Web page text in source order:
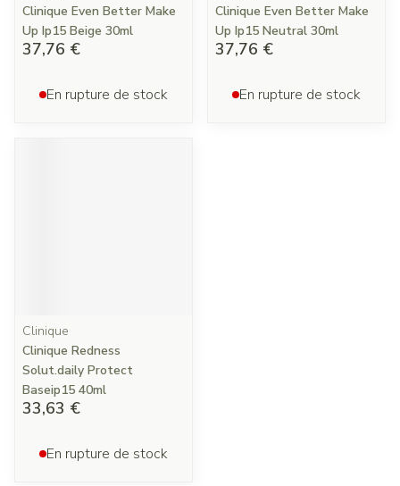
Clinique Even Better Make
Up Ip15 Beige 30ml
37,76 €
En rupture de stock
Clinique Even Better Make
Up Ip15 Neutral 30ml
37,76 €
En rupture de stock
Clinique
Clinique Redness
Solut.daily Protect
Baseip15 40ml
33,63 €
En rupture de stock